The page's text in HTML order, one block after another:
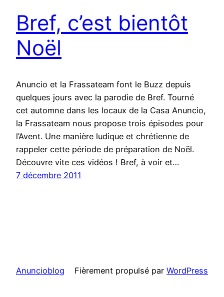
Bref, c’est bientôt
Noël
Anuncio et la Frassateam font le Buzz depuis
quelques jours avec la parodie de Bref. Tourné
cet automne dans les locaux de la Casa Anuncio,
la Frassateam nous propose trois épisodes pour
l’Avent. Une manière ludique et chrétienne de
rappeler cette période de préparation de Noël.
Découvre vite ces vidéos ! Bref, à voir et…
7 décembre 2011
Anuncioblog Fièrement propulsé par WordPress